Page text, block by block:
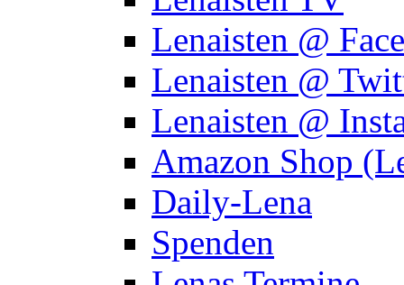
Lenaisten @
Lenaisten @
Lenaisten @
Amazon Shop
Daily-Lena
Spenden